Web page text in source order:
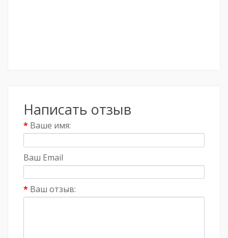
Написать отзыв
Ваше имя:
Ваш Email
Ваш отзыв: